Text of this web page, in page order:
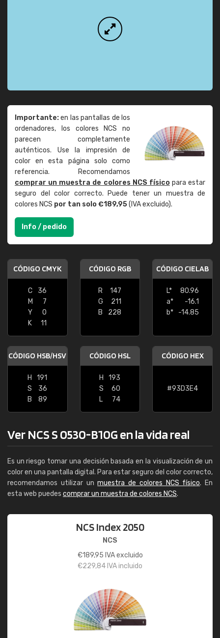
Importante:en las pantallas de los
ordenadores, los colores NCS no
parecen completamente
auténticos. Use la impresión de
color en esta página solo como
referencia. Recomendamos
comprar un muestra de colores NCS físicopara estar
seguro del color correcto. Puede tener un muestra de
colores NCS por tan solo €189,95(IVA excluido).
Info / pedido
CÓDIGO CMYK
C
36
M
7
Y
0
K
11
CÓDIGO RGB
R
147
G
211
B
228
CÓDIGO CIELAB
L*
80.96
a*
-16.1
b*
-14.85
CÓDIGO HSB/HSV
H
191
S
36
B
89
CÓDIGO HSL
H
193
S
60
L
74
CÓDIGO HEX
#93D3E4
Ver NCS S 0530-B10G en la vida real
Es un riesgo tomar una decisión basada en la visualización de un
color en una pantalla digital. Para estar seguro del color correcto,
recomendamos utilizar unmuestra de colores NCS físico. En
esta web puedes comprar un muestra de colores NCS.
NCS Index 2050
NCS
€189,95 IVA excluido
€229,84 IVA incluido